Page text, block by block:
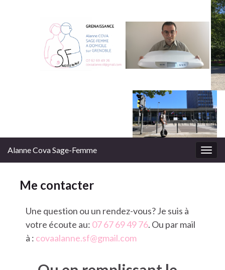
Alanne Cova Sage-Femme
Me contacter
Une question ou un rendez-vous? Je suis à
votre écoute au: 07 67 69 49 76. Ou par mail
à : covaalanne.sf@gmail.com